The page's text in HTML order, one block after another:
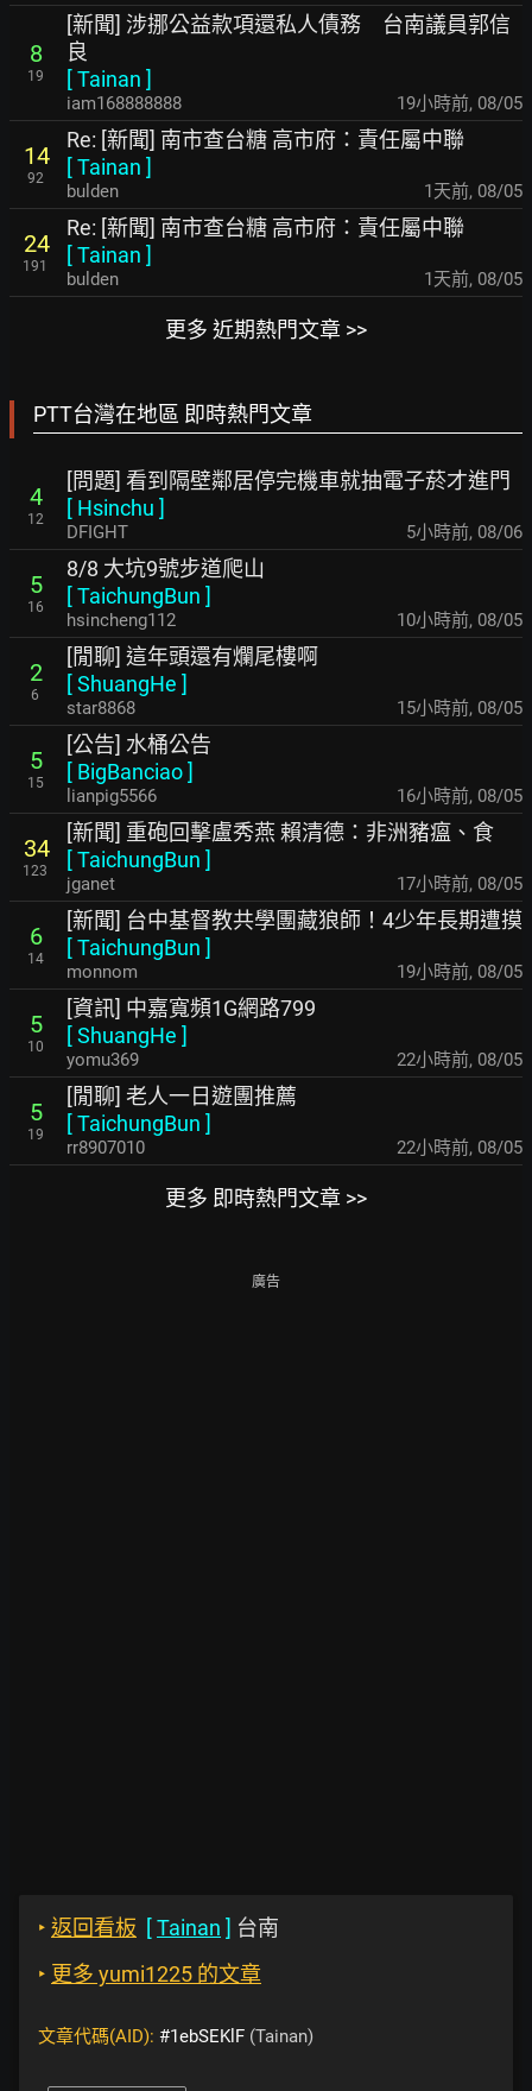
8
19
[新聞] 涉挪公益款項還私人債務 台南議員郭信
良
[Tainan ]
iam168888888 19小時前, 08/05
14
92
Re: [新聞] 南市查台糖 高市府：責任屬中聯
[Tainan ]
bulden 1天前, 08/05
24
191
Re: [新聞] 南市查台糖 高市府：責任屬中聯
[Tainan ]
bulden 1天前, 08/05
更多 近期熱門文章 >>
PTT台灣在地區 即時熱門文章
4
12
[問題] 看到隔壁鄰居停完機車就抽電子菸才進門
[ Hsinchu ]
DFIGHT 5小時前, 08/06
5
16
8/8 大坑9號步道爬山
[TaichungBun ]
hsincheng112 10小時前, 08/05
2
6
[閒聊] 這年頭還有爛尾樓啊
[ShuangHe ]
star8868 15小時前, 08/05
5
15
[公告] 水桶公告
[ BigBanciao]
lianpig5566 16小時前, 08/05
34
123
[新聞] 重砲回擊盧秀燕 賴清德：非洲豬瘟、食
[TaichungBun ]
jganet 17小時前, 08/05
6
14
[新聞] 台中基督教共學團藏狼師！4少年長期遭摸
[TaichungBun ]
monnom 19小時前, 08/05
5
10
[資訊] 中嘉寬頻1G網路799
[ShuangHe ]
yomu369 22小時前, 08/05
5
19
[閒聊] 老人一日遊團推薦
[TaichungBun ]
rr8907010 22小時前, 08/05
更多 即時熱門文章 >>
廣告
‣ 返回看板 [Tainan ] 台南
‣ 更多 yumi1225 的文章
文章代碼(AID): #1ebSEKlF (Tainan)